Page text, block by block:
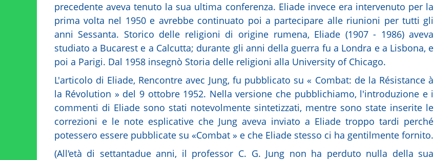
precedente aveva tenuto la sua ultima conferenza. Eliade invece era intervenuto per la
prima volta nel 1950 e avrebbe continuato poi a partecipare alle riunioni per tutti gli
anni Sessanta. Storico delle religioni di origine rumena, Eliade (1907 - 1986) aveva
studiato a Bucarest e a Calcutta; durante gli anni della guerra fu a Londra e a Lisbona, e
poi a Parigi. Dal 1958 insegnò Storia delle religioni alla University of Chicago.
L'articolo di Eliade, Rencontre avec Jung, fu pubblicato su « Combat: de la Résistance à
la Révolution » del 9 ottobre 1952. Nella versione che pubblichiamo, l'introduzione e i
commenti di Eliade sono stati notevolmente sintetizzati, mentre sono state inserite le
correzioni e le note esplicative che Jung aveva inviato a Eliade troppo tardi perché
potessero essere pubblicate su «Combat » e che Eliade stesso ci ha gentilmente fornito.
(All'età di settantadue anni, il professor C. G. Jung non ha perduto nulla della sua